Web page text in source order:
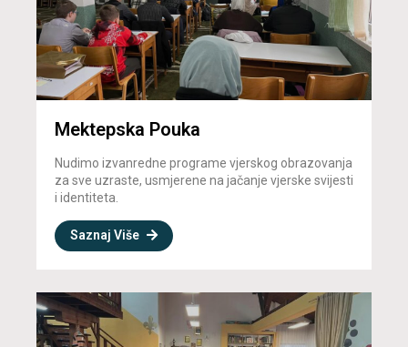
Mektepska Pouka
Nudimo izvanredne programe vjerskog obrazovanja
za sve uzraste, usmjerene na jačanje vjerske svijesti
i identiteta.
Saznaj Više